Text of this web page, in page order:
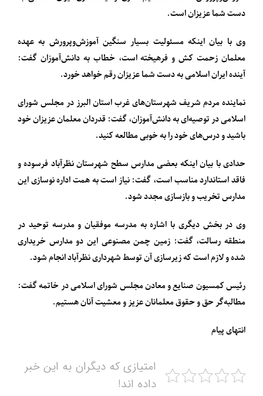
دست شما عزیزان است.
وی با بیان اینکه مسئولیت بسیار سنگین آموزش‌وپرورش به عهده
معلمان زحمت کش و فرهیخته است، خطاب به دانش‌آموزان گفت:
آینده ایران اسلامی به دست شما عزیزان رقم خواهد خورد.
نماینده مردم شریف شهرستان‌های غرب استان البرز در مجلس شورای
اسلامی در توصیه‌ای به دانش‌آموزان، گفت: قدردان معلمان عزیزان خود
باشید و درس‌های خود را به خوبی مطالعه کنید.
حدادی با بیان اینکه بعضی مدارس سطح شهرستان نظرآباد فرسوده و
فاقد استاندارد مناسب است، گفت: نیاز است به همت اداره نوسازی این
مدارس تخریب و بازسازی مجدد شود.
وی در بخش دیگری با اشاره به مدرسه موفقیان و مدرسه توحید در
منطقه رسالت، گفت: زمین چمن مصنوعی این دو مدارس خریداری
شده و لازم است که زیرسازی آن توسط شهرداری نظرآباد انجام شود.
رئیس کمسیون صنایع و معادن مجلس شورای اسلامی در خاتمه گفت:
مطالبه‌گر حق و حقوق معلمانان عزیز و معشیت آنان هستیم.
انتهای پیام
امتیازی که دیگران به این خبر
داده اند!